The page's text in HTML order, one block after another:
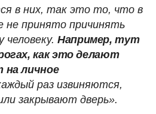
в них, так это то, что в
не принято причинять
человеку. Например, тут
как это делают
на личное
раз извиняются,
закрывают дверь».